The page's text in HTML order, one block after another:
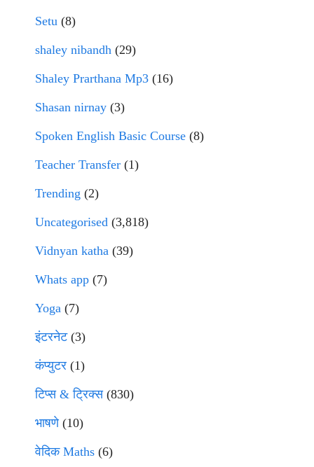
Setu (8)
shaley nibandh (29)
Shaley Prarthana Mp3 (16)
Shasan nirnay (3)
Spoken English Basic Course (8)
Teacher Transfer (1)
Trending (2)
Uncategorised (3,818)
Vidnyan katha (39)
Whats app (7)
Yoga (7)
इंटरनेट(3)
कंप्युटर (1)
टिप्स & ट्रिक्स(830)
भाषणे(10)
वेदिक Maths (6)